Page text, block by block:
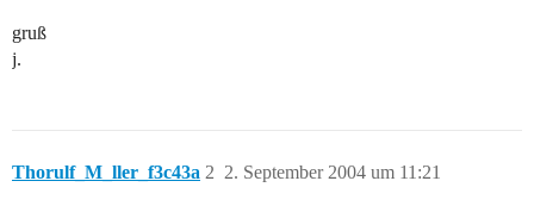
gruß
j.
Thorulf_M_ller_f3c43a 2. September 2004 um 11:21
2